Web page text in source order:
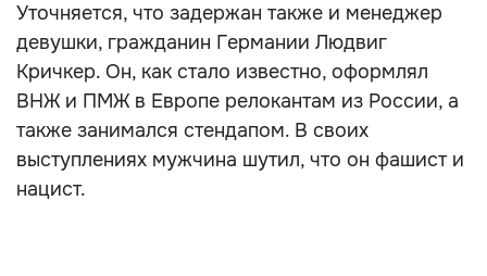
Уточняется, что задержан также и менеджер
девушки, гражданин Германии Людвиг
Кричкер. Он, как стало известно, оформлял
ВНЖ и ПМЖ в Европе релокантам из России, а
также занимался стендапом. В своих
выступлениях мужчина шутил, что он фашист и
нацист.